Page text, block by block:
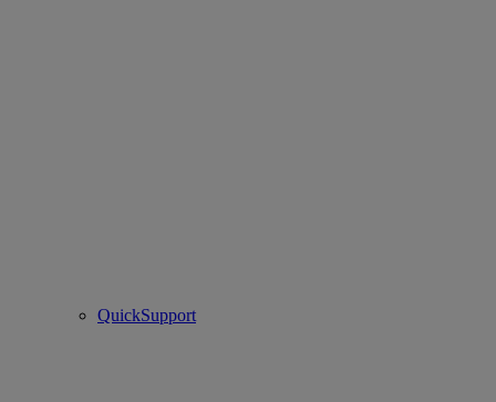
QuickSupport